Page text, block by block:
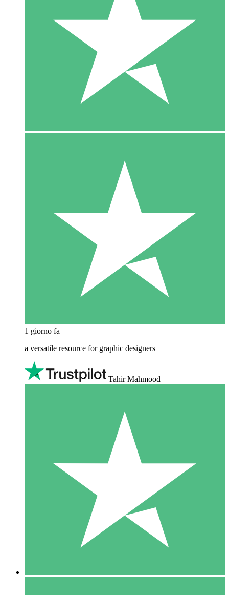
1 giorno fa
a versatile resource for graphic designers
Tahir Mahmood